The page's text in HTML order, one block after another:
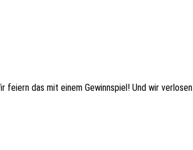
das mit einem Gewinnspiel! Und wir verlosen